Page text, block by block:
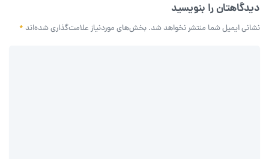
دیدگاهتان را بنویسید
نشانی ایمیل شما منتشر نخواهد شد. بخش‌های موردنیاز علامت‌گذاری شده‌اند *